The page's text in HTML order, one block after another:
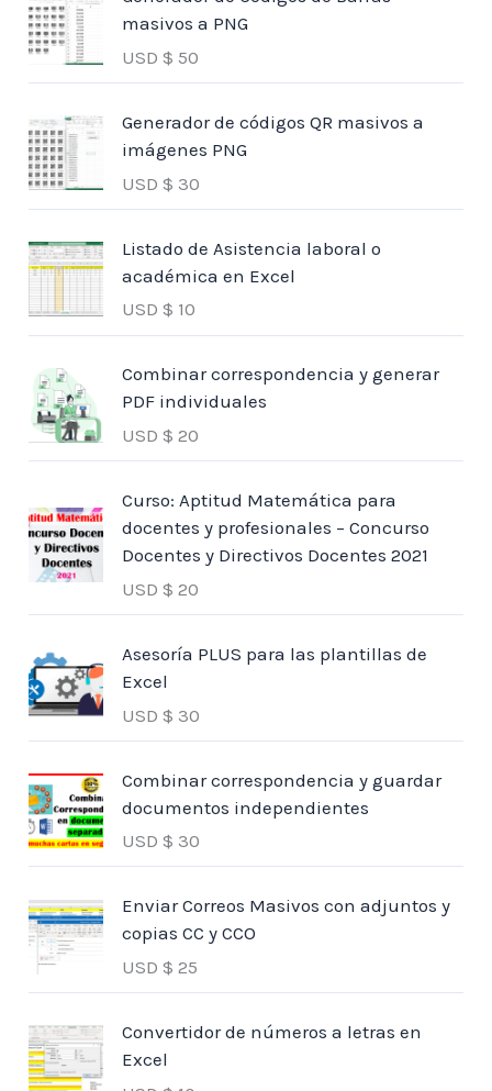
masivos a PNG
USD $ 50
Generador de códigos QR masivos a
imágenes PNG
USD $ 30
Listado de Asistencia laboral o
académica en Excel
USD $ 10
Combinar correspondencia y generar
PDF individuales
USD $ 20
Curso: Aptitud Matemática para
docentes y profesionales – Concurso
Docentes y Directivos Docentes 2021
USD $ 20
Asesoría PLUS para las plantillas de
Excel
USD $ 30
Combinar correspondencia y guardar
documentos independientes
USD $ 30
Enviar Correos Masivos con adjuntos y
copias CC y CCO
USD $ 25
Convertidor de números a letras en
Excel